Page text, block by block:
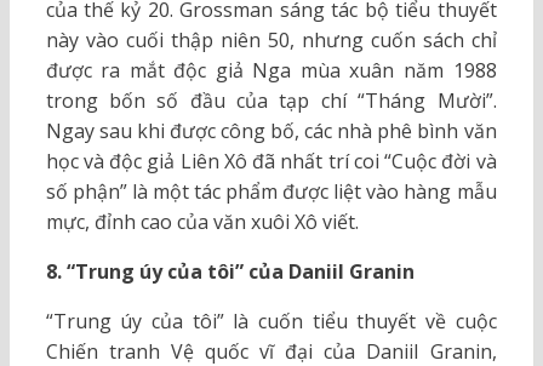
của thế kỷ 20. Grossman sáng tác bộ tiểu thuyết
này vào cuối thập niên 50, nhưng cuốn sách chỉ
được ra mắt độc giả Nga mùa xuân năm 1988
trong bốn số đầu của tạp chí “Tháng Mười”.
Ngay sau khi được công bố, các nhà phê bình văn
học và độc giả Liên Xô đã nhất trí coi “Cuộc đời và
số phận” là một tác phẩm được liệt vào hàng mẫu
mực, đỉnh cao của văn xuôi Xô viết.
8. “Trung úy của tôi” của Daniil Granin
“Trung úy của tôi” là cuốn tiểu thuyết về cuộc
Chiến tranh Vệ quốc vĩ đại của Daniil Granin,